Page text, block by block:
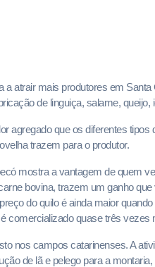
atrair mais produtores em
de linguiça, salame, queijo,
agregado que os diferentes tipos
trazem para o produtor.
mostra a vantagem de quem
bovina, trazem um ganho
do quilo é ainda maior
comercializado quase três
nos campos catarinenses. A
de lã e pelego para a